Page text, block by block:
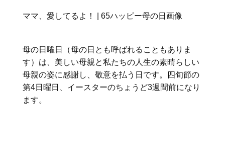
ママ、愛してるよ！ | 65ハッピー母の日画像
母の日曜日（母の日とも呼ばれることもありま
す）は、美しい母親と私たちの人生の素晴らしい
母親の姿に感謝し、敬意を払う日です。四旬節の
第4日曜日、イースターのちょうど3週間前になり
ます。